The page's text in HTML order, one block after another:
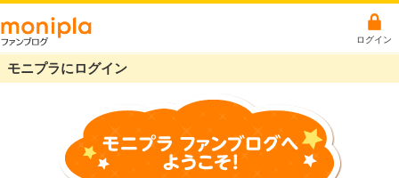
ログイン
モニプラにログイン